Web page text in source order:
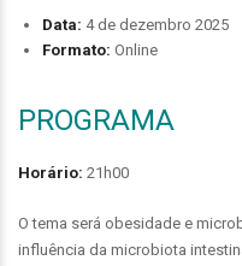
Data: 4 de dezembro 2025
Formato: Online
PROGRAMA
Horário: 21h00
O tema será obesidade e
influência da microbiota